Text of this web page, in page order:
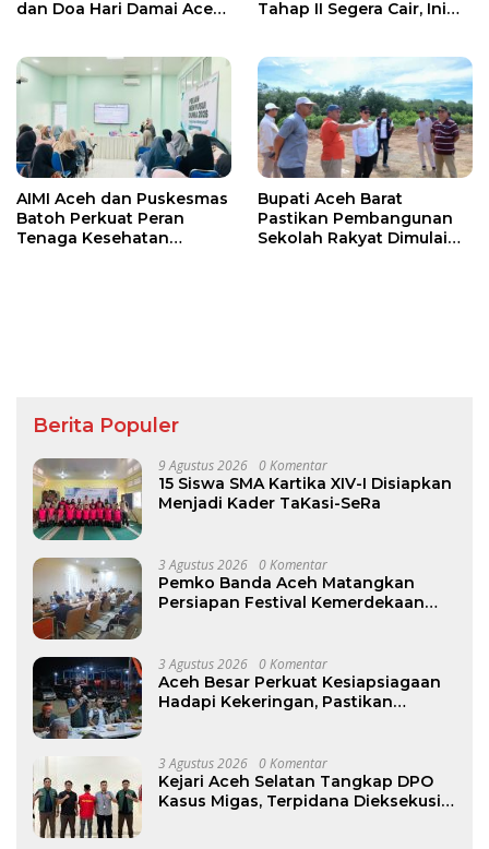
dan Doa Hari Damai Aceh
Tahap II Segera Cair, Ini
AIMI Aceh dan Puskesmas
Batoh Perkuat Peran
Tenaga Kesehatan
Bupati Aceh Barat
Pastikan Pembangunan
Sekolah Rakyat Dimulai
Berita Populer
9 Agustus 2026 0 Komentar
15 Siswa SMA Kartika XIV-I Disiapkan
Menjadi Kader TaKasi-SeRa
3 Agustus 2026 0 Komentar
Pemko Banda Aceh Matangkan
Persiapan Festival Kemerdekaan
3 Agustus 2026 0 Komentar
Aceh Besar Perkuat Kesiapsiagaan
Hadapi Kekeringan, Pastikan
3 Agustus 2026 0 Komentar
Kejari Aceh Selatan Tangkap DPO
Kasus Migas, Terpidana Dieksekusi